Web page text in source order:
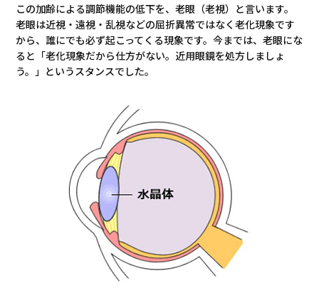
この加齢による調節機能の低下を、老眼（老視）と言います。
老眼は近視・遠視・乱視などの屈折異常ではなく老化現象です
から、誰にでも必ず起こってくる現象です。今までは、老眼にな
ると「老化現象だから仕方がない。近用眼鏡を処方しましょ
う。」というスタンスでした。